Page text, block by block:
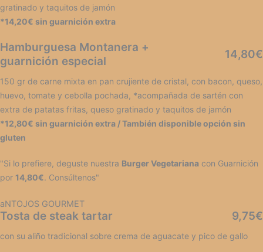
gratinado y taquitos de jamón
*14,20€ sin guarnición extra
Hamburguesa Montanera +
guarnición especial
14,80€
150 gr de carne mixta en pan crujiente de cristal, con bacon, queso,
huevo, tomate y cebolla pochada, *acompañada de sartén con
extra de patatas fritas, queso gratinado y taquitos de jamón
*12,80€ sin guarnición extra / También disponible opción sin
gluten
"Si lo prefiere, deguste nuestra Burger Vegetariana con Guarnición
por 14,80€. Consúltenos"
aNTOJOS GOURMET
Tosta de steak tartar 9,75€
con su aliño tradicional sobre crema de aguacate y pico de gallo